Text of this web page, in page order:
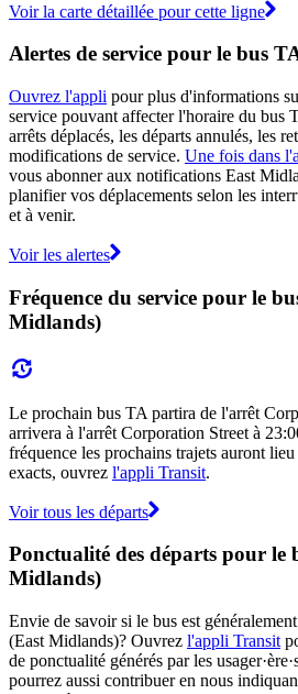
Voir la carte détaillée pour cette ligne
Alertes de service pour le bus
Ouvrez l'appli pour plus d'informations
service pouvant affecter l'horaire du bus
arrêts déplacés, les départs annulés, les
modifications de service. Une fois dans
vous abonner aux notifications East
planifier vos déplacements selon les
et à venir.
Voir les alertes
Fréquence du service pour le
Midlands)
Le prochain bus TA partira de l'arrêt
arrivera à l'arrêt Corporation Street à
fréquence les prochains trajets auront
exacts, ouvrez l'appli Transit.
Voir tous les départs
Ponctualité des départs pour le
Midlands)
Envie de savoir si le bus est
(East Midlands)? Ouvrez l'appli Transit
de ponctualité générés par les
pourrez aussi contribuer en nous